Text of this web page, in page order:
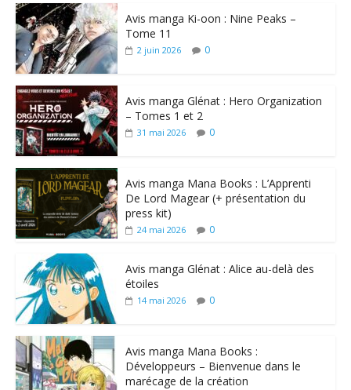
Avis manga Ki-oon : Nine Peaks –
Tome 11
2 juin 2026 0
Avis manga Glénat : Hero Organization
– Tomes 1 et 2
31 mai 2026 0
Avis manga Mana Books : L’Apprenti
De Lord Magear (+ présentation du
press kit)
24 mai 2026 0
Avis manga Glénat : Alice au-delà des
étoiles
14 mai 2026 0
Avis manga Mana Books :
Développeurs – Bienvenue dans le
marécage de la création